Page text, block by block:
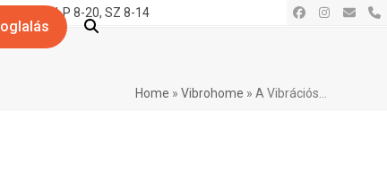
H-P 8-20, SZ 8-14 Facebook
Instagram
Email
Home » Vibrohome » A Vibrációs…